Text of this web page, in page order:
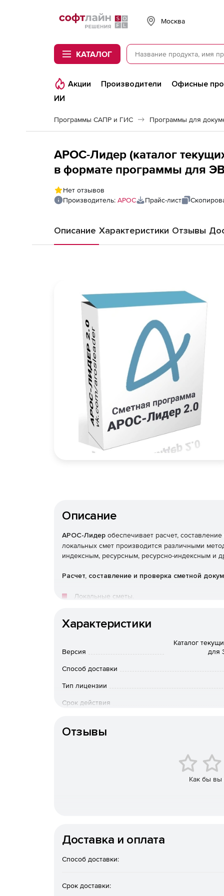
Softline
Москва
КАТАЛОГ
Акции Производители Офисные
ИИ
Программы САПР и ГИС Программы для
АРОС-Лидер (каталог
в формате программы для
Стройинформресурс, за 1
Республика 1-е рабочее
Нет отзывов
Производитель: АРОС Прайс-лист
Описание Характеристики Отзывы
Описание
АРОС-Лидер обеспечивает расчет,
локальных смет производится различными
индексным, ресурсным, ресурсно-индексным и
Расчет, составление и проверка сметной
Локальные сметы.
Справки о стоимости выполненных работ КС-3.
Журнал учета выполненных работ КС-6.
Отчеты о расходе основных материалов М-29.
Несколько цветовых решений программы и
Характеристики
Версия
Каталог
для
Способ доставки
Тип лицензии
Срок действия
Отзывы
Как бы вы
Доставка и оплата
Способ доставки:
Срок доставки: